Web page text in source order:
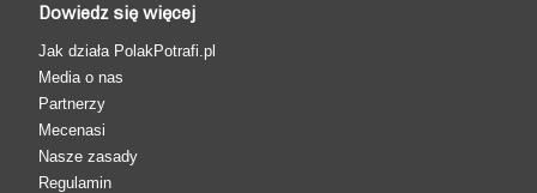
Dowiedz się więcej
Jak działa PolakPotrafi.pl
Media o nas
Partnerzy
Mecenasi
Nasze zasady
Regulamin